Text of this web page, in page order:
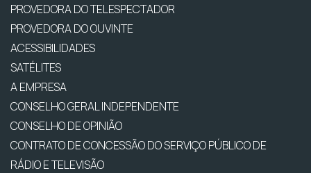
PROVEDORA DO TELESPECTADOR
PROVEDORA DO OUVINTE
ACESSIBILIDADES
SATÉLITES
A EMPRESA
CONSELHO GERAL INDEPENDENTE
CONSELHO DE OPINIÃO
CONTRATO DE CONCESSÃO DO SERVIÇO PÚBLICO DE
RÁDIO E TELEVISÃO